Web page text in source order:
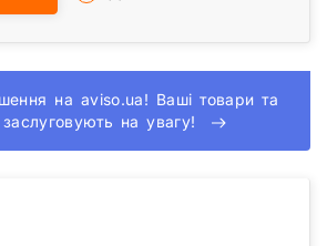
на aviso.ua! Ваші товари та
заслуговують на увагу!